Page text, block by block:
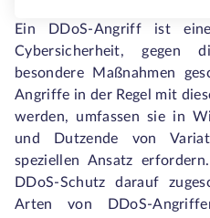
Ein DDoS-Angriff ist
Cybersicherheit, gegen
besondere Maßnahmen
Angriffe in der Regel mit
werden, umfassen sie in
und Dutzende von
speziellen Ansatz
DDoS-Schutz darauf
Arten von DDoS-